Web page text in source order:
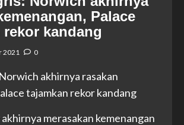
Palace
rekor kandang
2021 0
merasakan kemenangan